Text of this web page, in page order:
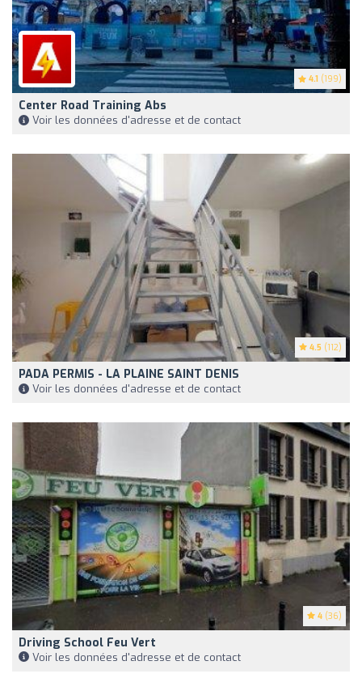
4.1 (199)
Center Road Training Abs
Voir les données d'adresse et de contact
4.5 (112)
PADA PERMIS - LA PLAINE SAINT DENIS
Voir les données d'adresse et de contact
4 (36)
Driving School Feu Vert
Voir les données d'adresse et de contact